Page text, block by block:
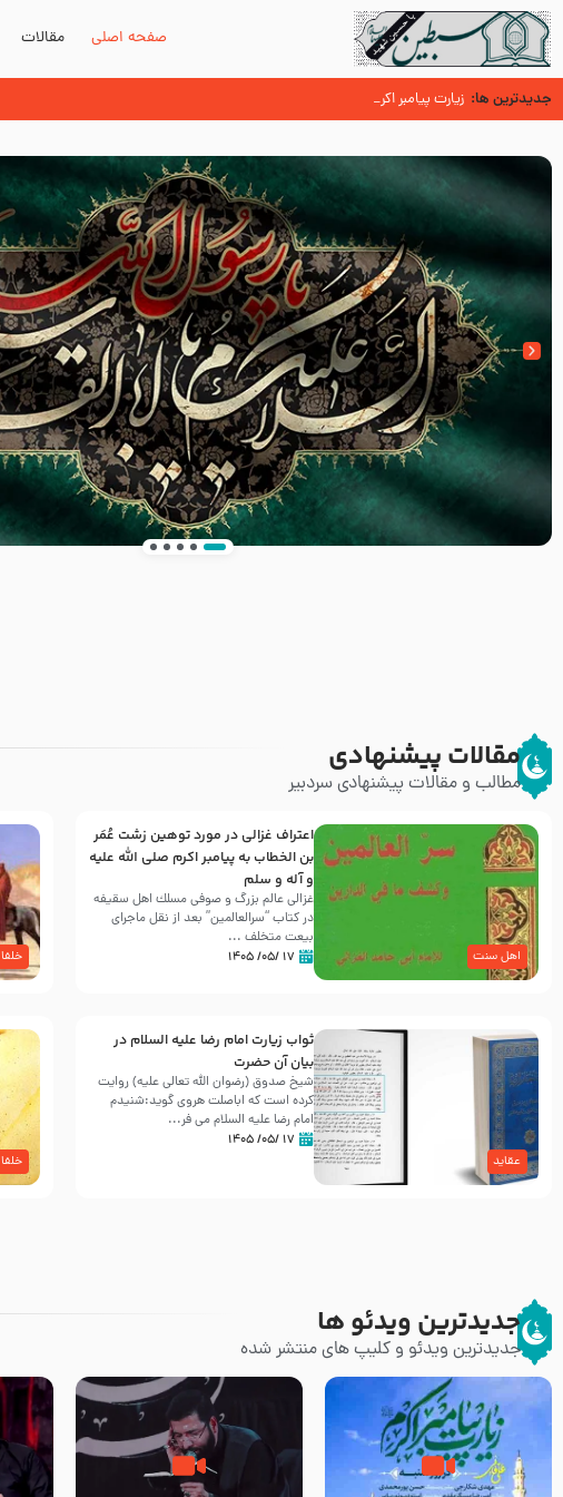
صفحه اصلی مقالات
جدیدترین ها: زیارت پیامبر اکرم صلی الله علیه و آله در روز شنبه با نوای علی
پیامبر صلی الله علیه وآله و سلم فرمودند وای بر بچه های آخر الزمان- دکتر هزار
نقش خلفای ثلاثه در ترور نافرجام پیامبر صلی الله علیه و آله و سلم
مقالات پیشنهادی
مطالب و مقالات پیشنهادی سردبیر
اهل سنت
اعتراف غزالی در مورد توهین زشت عُمَر
بن الخطاب به پیامبر اکرم صلی الله علیه
و آله و سلم
غزالی عالم بزرگ و صوفی مسلك اهل سقيفه
در کتاب “سرالعالمین” بعد از نقل ماجرای
بیعت متخلف ...
۱۷ /۰۵/ ۱۴۰۵ خلفا
عقاید
ثواب زیارت امام رضا علیه السلام در
بیان آن حضرت
شیخ صدوق (رضوان الله تعالی علیه) روایت
کرده است که اباصلت هروی گوید:شنیدم
امام رضا علیه السلام می فر...
۱۷ /۰۵/ ۱۴۰۵
خلفا
جدیدترین ویدئو ها
جدیدترین ویدئو و کلیپ های منتشر شده